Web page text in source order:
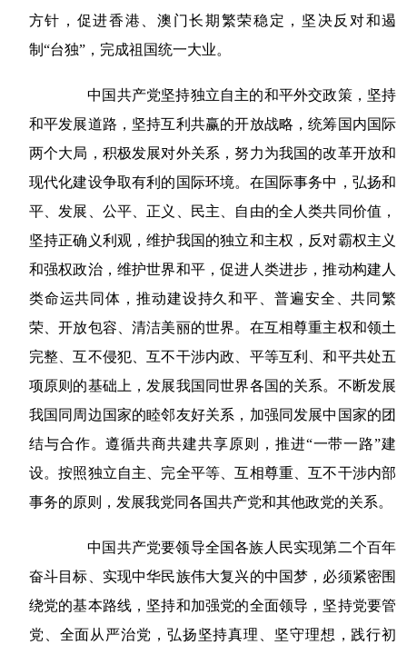
方针，促进香港、澳门长期繁荣稳定，坚决反对和遏
制“台独”，完成祖国统一大业。
中国共产党坚持独立自主的和平外交政策，坚持
和平发展道路，坚持互利共赢的开放战略，统筹国内国际
两个大局，积极发展对外关系，努力为我国的改革开放和
现代化建设争取有利的国际环境。在国际事务中，弘扬和
平、发展、公平、正义、民主、自由的全人类共同价值，
坚持正确义利观，维护我国的独立和主权，反对霸权主义
和强权政治，维护世界和平，促进人类进步，推动构建人
类命运共同体，推动建设持久和平、普遍安全、共同繁
荣、开放包容、清洁美丽的世界。在互相尊重主权和领土
完整、互不侵犯、互不干涉内政、平等互利、和平共处五
项原则的基础上，发展我国同世界各国的关系。不断发展
我国同周边国家的睦邻友好关系，加强同发展中国家的团
结与合作。遵循共商共建共享原则，推进“一带一路”建
设。按照独立自主、完全平等、互相尊重、互不干涉内部
事务的原则，发展我党同各国共产党和其他政党的关系。
中国共产党要领导全国各族人民实现第二个百年
奋斗目标、实现中华民族伟大复兴的中国梦，必须紧密围
绕党的基本路线，坚持和加强党的全面领导，坚持党要管
党、全面从严治党，弘扬坚持真理、坚守理想，践行初